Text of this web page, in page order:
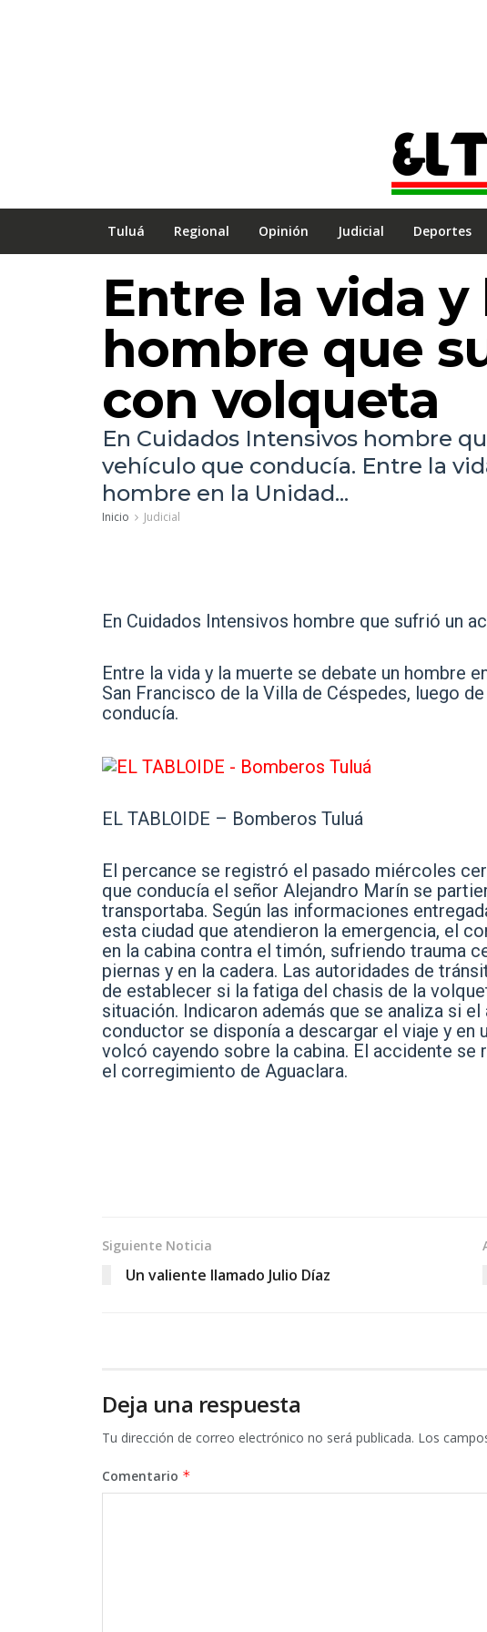
Tuluá Regional Opinión Judicial Deportes
Entre la vida
hombre que
con volqueta
En Cuidados Intensivos hombre
vehículo que conducía. Entre la
hombre en la Unidad...
Inicio Judicial
En Cuidados Intensivos hombre que sufrió un
Entre la vida y la muerte se debate un hombre
San Francisco de la Villa de Céspedes, luego
conducía.
EL TABLOIDE – Bomberos Tuluá
El percance se registró el pasado miércoles
que conducía el señor Alejandro Marín se
transportaba. Según las informaciones
esta ciudad que atendieron la emergencia, el
en la cabina contra el timón, sufriendo trauma
piernas y en la cadera. Las autoridades de
de establecer si la fatiga del chasis de la
situación. Indicaron además que se analiza si
conductor se disponía a descargar el viaje y
volcó cayendo sobre la cabina. El accidente
el corregimiento de Aguaclara.
Siguiente Noticia
Un valiente llamado Julio Díaz
Deja una respuesta
Tu dirección de correo electrónico no será publicada. Los
Comentario *